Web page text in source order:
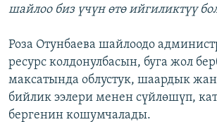
шайлоо биз үчүн өтө ийгиликтүү
Роза Отунбаева шайлоодо
ресурс колдонулбасын, буга жол
максатында облустук, шаардык
бийлик ээлери менен сүйлөшүп,
бергенин кошумчалады.